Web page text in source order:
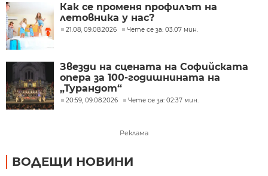
Как се променя профилът на
летовника у нас?
21:08, 09.08.2026 Чете се за: 03:07 мин.
Звезди на сцената на Софийската
опера за 100-годишнината на
„Турандот“
20:59, 09.08.2026 Чете се за: 02:37 мин.
Реклама
ВОДЕЩИ НОВИНИ